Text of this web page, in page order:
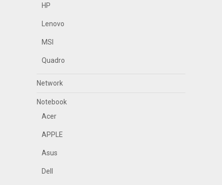
HP
Lenovo
MSI
Quadro
Network
Notebook
Acer
APPLE
Asus
Dell